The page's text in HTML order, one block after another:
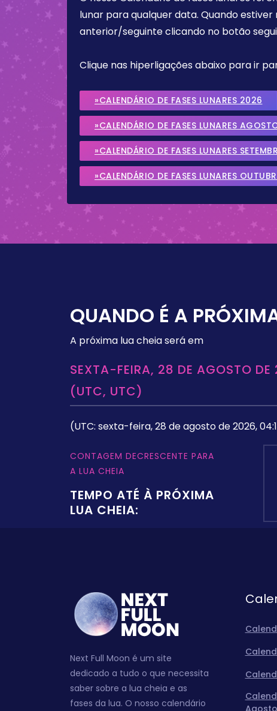
lunar para qualquer data. Quando
anterior/seguinte clicando no botão
Clique nas hiperligações abaixo para ir
»CALENDÁRIO DE FASES LUNARES 2026
»CALENDÁRIO DE FASES LUNARES
»CALENDÁRIO DE FASES LUNARES
»CALENDÁRIO DE FASES LUNARES
QUANDO É A
A próxima lua cheia será em
SEXTA-FEIRA, 28 DE AGOSTO
(UTC, UTC)
(UTC: sexta-feira, 28 de agosto de 2026,
CONTAGEM DECRESCENTE PARA
A LUA CHEIA
TEMPO ATÉ À PRÓXIMA
LUA CHEIA:
Next Full Moon é um site
dedicado a tudo o que necessita
saber sobre a lua cheia e as
fases da lua. O nosso calendário
Agosto